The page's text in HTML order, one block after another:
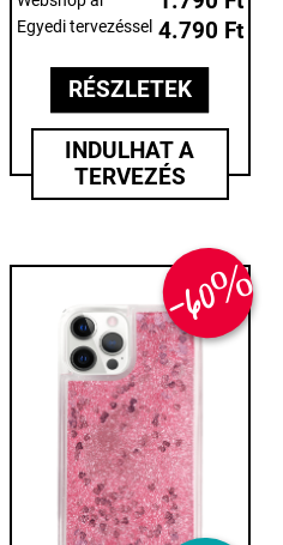
Egyedi tervezéssel 4.790 Ft
RÉSZLETEK
INDULHAT A
TERVEZÉS
-60%